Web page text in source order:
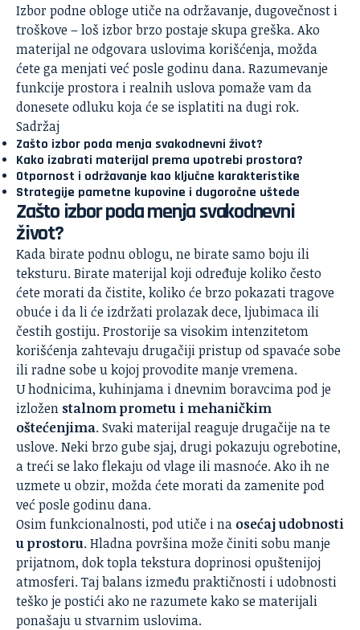
Izbor podne obloge utiče na održavanje, dugovečnost i
troškove – loš izbor brzo postaje skupa greška. Ako
materijal ne odgovara uslovima korišćenja, možda
ćete ga menjati već posle godinu dana. Razumevanje
funkcije prostora i realnih uslova pomaže vam da
donesete odluku koja će se isplatiti na dugi rok.
Sadržaj
Zašto izbor poda menja svakodnevni život?
Kako izabrati materijal prema upotrebi prostora?
Otpornost i održavanje kao ključne karakteristike
Strategije pametne kupovine i dugoročne uštede
Zašto izbor poda menja svakodnevni
život?
Kada birate podnu oblogu, ne birate samo boju ili
teksturu. Birate materijal koji određuje koliko često
ćete morati da čistite, koliko će brzo pokazati tragove
obuće i da li će izdržati prolazak dece, ljubimaca ili
čestih gostiju. Prostorije sa visokim intenzitetom
korišćenja zahtevaju drugačiji pristup od spavaće sobe
ili radne sobe u kojoj provodite manje vremena.
U hodnicima, kuhinjama i dnevnim boravcima pod je
izložen stalnom prometu i mehaničkim
oštećenjima. Svaki materijal reaguje drugačije na te
uslove. Neki brzo gube sjaj, drugi pokazuju ogrebotine,
a treći se lako flekaju od vlage ili masnoće. Ako ih ne
uzmete u obzir, možda ćete morati da zamenite pod
već posle godinu dana.
Osim funkcionalnosti, pod utiče i na osećaj udobnosti
u prostoru. Hladna površina može činiti sobu manje
prijatnom, dok topla tekstura doprinosi opuštenijoj
atmosferi. Taj balans između praktičnosti i udobnosti
teško je postići ako ne razumete kako se materijali
ponašaju u stvarnim uslovima.